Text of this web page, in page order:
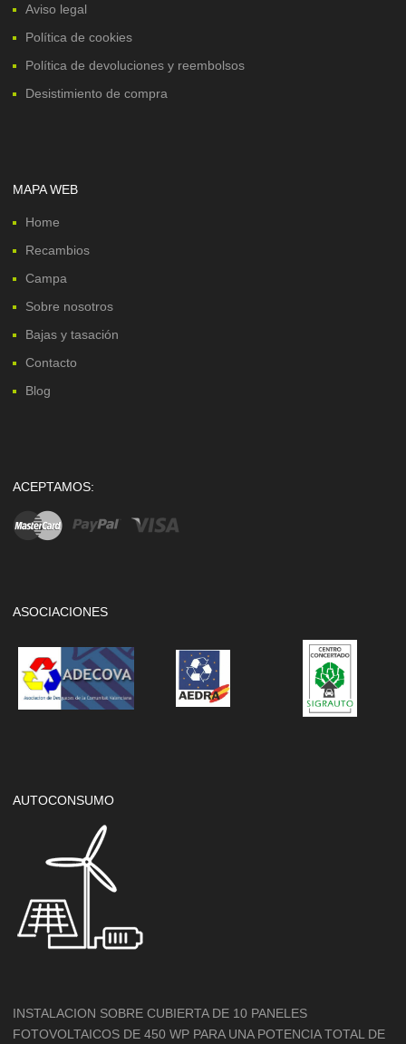
Aviso legal
Política de cookies
Política de devoluciones y reembolsos
Desistimiento de compra
MAPA WEB
Home
Recambios
Campa
Sobre nosotros
Bajas y tasación
Contacto
Blog
ACEPTAMOS:
ASOCIACIONES
AUTOCONSUMO
INSTALACION SOBRE CUBIERTA DE 10 PANELES
FOTOVOLTAICOS DE 450 WP PARA UNA POTENCIA TOTAL DE